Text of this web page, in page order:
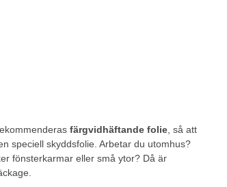
färgvidhäftande folie, så att
speciell skyddsfolie. Arbetar du utomhus?
fönsterkarmar eller små ytor? Då är